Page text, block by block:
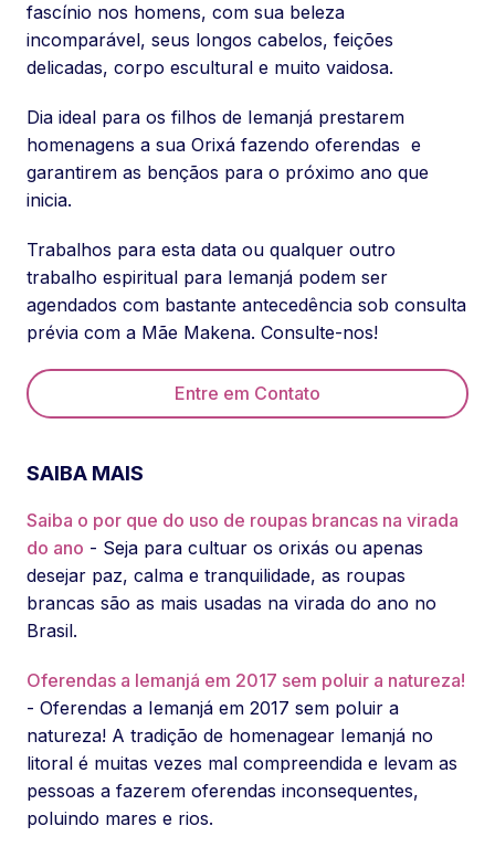
fascínio nos homens, com sua beleza
incomparável, seus longos cabelos, feições
delicadas, corpo escultural e muito vaidosa.
Dia ideal para os filhos de Iemanjá prestarem
homenagens a sua Orixá fazendo oferendas e
garantirem as bençãos para o próximo ano que
inicia.
Trabalhos para esta data ou qualquer outro
trabalho espiritual para Iemanjá podem ser
agendados com bastante antecedência sob consulta
prévia com a Mãe Makena. Consulte-nos!
Entre em Contato
SAIBA MAIS
Saiba o por que do uso de roupas brancas na virada
do ano - Seja para cultuar os orixás ou apenas
desejar paz, calma e tranquilidade, as roupas
brancas são as mais usadas na virada do ano no
Brasil.
Oferendas a Iemanjá em 2017 sem poluir a natureza!
- Oferendas a Iemanjá em 2017 sem poluir a
natureza! A tradição de homenagear Iemanjá no
litoral é muitas vezes mal compreendida e levam as
pessoas a fazerem oferendas inconsequentes,
poluindo mares e rios.